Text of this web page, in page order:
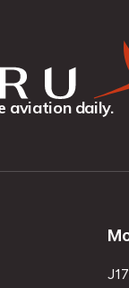
aviation daily.